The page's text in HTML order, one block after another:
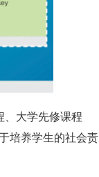
大学先修课程
培养学生的社会责